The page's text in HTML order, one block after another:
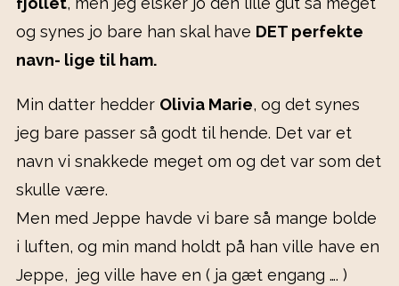
og synes jo bare han skal have DET perfekte
navn- lige til ham.
Min datter hedder Olivia Marie, og det synes
jeg bare passer så godt til hende. Det var et
navn vi snakkede meget om og det var som det
skulle være.
Men med Jeppe havde vi bare så mange bolde
i luften, og min mand holdt på han ville have en
Jeppe, jeg ville have en ( ja gæt engang …. )